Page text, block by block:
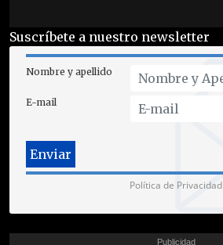
Suscríbete a nuestro newsletter
Nombre y apellido
E-mail
Política de Privacidad